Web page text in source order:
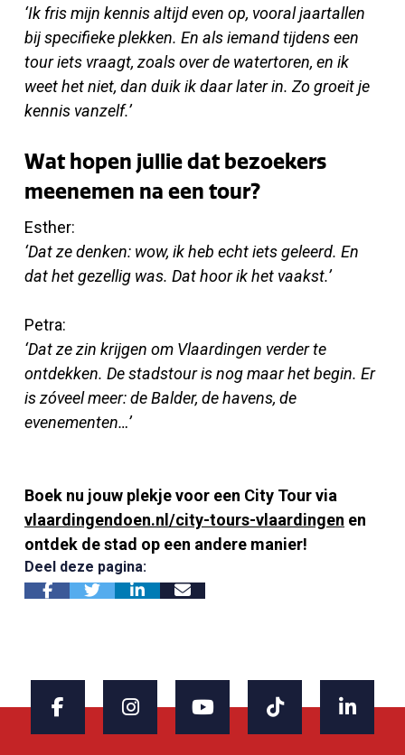
‘Ik fris mijn kennis altijd even op, vooral jaartallen
bij specifieke plekken. En als iemand tijdens een
tour iets vraagt, zoals over de watertoren, en ik
weet het niet, dan duik ik daar later in. Zo groeit je
kennis vanzelf.’
Wat hopen jullie dat bezoekers
meenemen na een tour?
Esther:
‘Dat ze denken: wow, ik heb echt iets geleerd. En
dat het gezellig was. Dat hoor ik het vaakst.’
Petra:
‘Dat ze zin krijgen om Vlaardingen verder te
ontdekken. De stadstour is nog maar het begin. Er
is zóveel meer: de Balder, de havens, de
evenementen…’
Boek nu jouw plekje voor een City Tour via
vlaardingendoen.nl/city-tours-vlaardingen en
ontdek de stad op een andere manier!
Deel deze pagina: